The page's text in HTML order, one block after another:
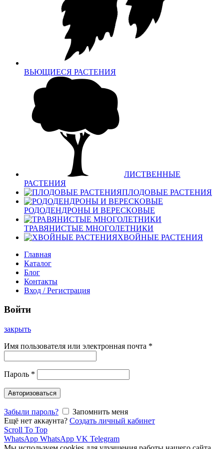
ВЬЮЩИЕСЯ РАСТЕНИЯ
ЛИСТВЕННЫЕ
РАСТЕНИЯ
ПЛОДОВЫЕ РАСТЕНИЯ
РОДОДЕНДРОНЫ И ВЕРЕСКОВЫЕ
ТРАВЯНИСТЫЕ МНОГОЛЕТНИКИ
ХВОЙНЫЕ РАСТЕНИЯ
Главная
Каталог
Блог
Контакты
Вход / Регистрация
Войти
закрыть
Имя пользователя или электронная почта *
Пароль *
Авторизоваться
Забыли пароль?
Запомнить меня
Ещё нет аккаунта? Создать личный кабинет
Scroll To Top
WhatsApp WhatsApp VK Telegram